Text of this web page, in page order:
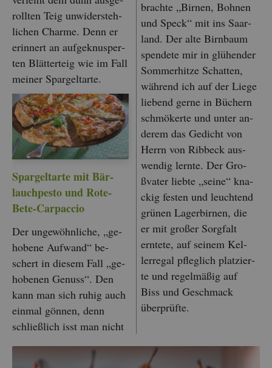
roll­ten Teig un­wi­der­steh­
li­chen Charme. Denn er
er­in­nert an auf­ge­knus­per­
ten Blät­ter­teig wie im Fall
mei­ner Spar­geltar­te.
Spar­geltar­te mit Bär­
lauch­pes­to und Rote-
Bete-Car­pac­cio
Der un­ge­wöhn­li­che, „ge­
ho­be­ne Auf­wand“ be­
schert in die­sem Fall „ge­
ho­be­nen Ge­nuss“. Den
kann man sich ruhig auch
ein­mal gön­nen, denn
schlie­ß­lich isst man nicht
brach­te „Bir­nen, Boh­nen
und Speck“ mit ins Saar­
land. Der alte Birn­baum
spen­de­te mir in glü­hen­der
Som­mer­hit­ze Schat­ten,
wäh­rend ich auf der Liege
lie­bend gerne in Bü­chern
schmö­ker­te und unter an­
de­rem das Ge­dicht von
Herrn von Rib­beck aus­
wen­dig lern­te. Der Gro­
ßva­ter lieb­te „seine“ kna­
ckig fes­ten und leuch­tend
grü­nen La­ger­bir­nen, die
er mit gro­ßer Sorg­falt
ern­te­te, auf sei­nem Kel­
ler­re­gal pfleg­lich plat­zier­
te und re­gel­mä­ßig auf
Biss und Ge­schmack
über­prüf­te.